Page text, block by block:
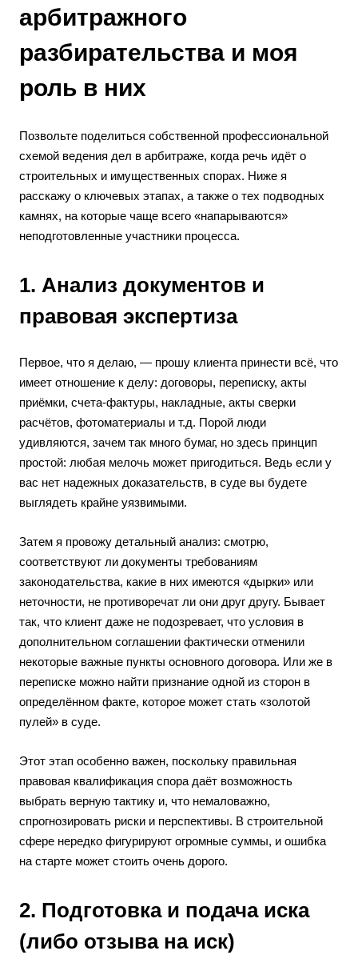
арбитражного
разбирательства и моя
роль в них
Позвольте поделиться собственной профессиональной
схемой ведения дел в арбитраже, когда речь идёт о
строительных и имущественных спорах. Ниже я
расскажу о ключевых этапах, а также о тех подводных
камнях, на которые чаще всего «напарываются»
неподготовленные участники процесса.
1. Анализ документов и
правовая экспертиза
Первое, что я делаю, — прошу клиента принести всё, что
имеет отношение к делу: договоры, переписку, акты
приёмки, счета-фактуры, накладные, акты сверки
расчётов, фотоматериалы и т.д. Порой люди
удивляются, зачем так много бумаг, но здесь принцип
простой: любая мелочь может пригодиться. Ведь если у
вас нет надежных доказательств, в суде вы будете
выглядеть крайне уязвимыми.
Затем я провожу детальный анализ: смотрю,
соответствуют ли документы требованиям
законодательства, какие в них имеются «дырки» или
неточности, не противоречат ли они друг другу. Бывает
так, что клиент даже не подозревает, что условия в
дополнительном соглашении фактически отменили
некоторые важные пункты основного договора. Или же в
переписке можно найти признание одной из сторон в
определённом факте, которое может стать «золотой
пулей» в суде.
Этот этап особенно важен, поскольку правильная
правовая квалификация спора даёт возможность
выбрать верную тактику и, что немаловажно,
спрогнозировать риски и перспективы. В строительной
сфере нередко фигурируют огромные суммы, и ошибка
на старте может стоить очень дорого.
2. Подготовка и подача иска
(либо отзыва на иск)